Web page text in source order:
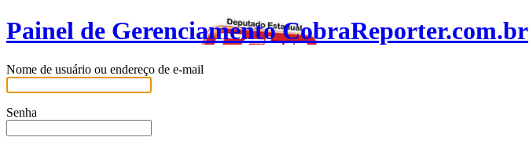
Painel de Gerenciamento CobraReporter.com.br
Nome de usuário ou endereço de e-mail
Senha